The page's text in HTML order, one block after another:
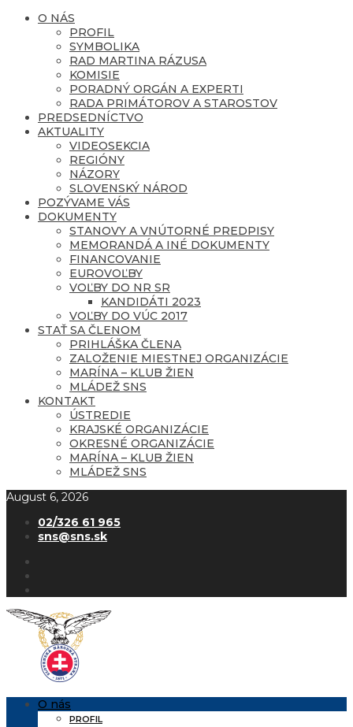
O NÁS
PROFIL
SYMBOLIKA
RAD MARTINA RÁZUSA
KOMISIE
PORADNÝ ORGÁN A EXPERTI
RADA PRIMÁTOROV A STAROSTOV
PREDSEDNÍCTVO
AKTUALITY
VIDEOSEKCIA
REGIÓNY
NÁZORY
SLOVENSKÝ NÁROD
POZÝVAME VÁS
DOKUMENTY
STANOVY A VNÚTORNÉ PREDPISY
MEMORANDÁ A INÉ DOKUMENTY
FINANCOVANIE
EUROVOĽBY
VOĽBY DO NR SR
KANDIDÁTI 2023
VOĽBY DO VÚC 2017
STAŤ SA ČLENOM
PRIHLÁŠKA ČLENA
ZALOŽENIE MIESTNEJ ORGANIZÁCIE
MARÍNA – KLUB ŽIEN
MLÁDEŽ SNS
KONTAKT
ÚSTREDIE
KRAJSKÉ ORGANIZÁCIE
OKRESNÉ ORGANIZÁCIE
MARÍNA – KLUB ŽIEN
MLÁDEŽ SNS
August 6, 2026
02/326 61 965
sns@sns.sk
O nás
PROFIL